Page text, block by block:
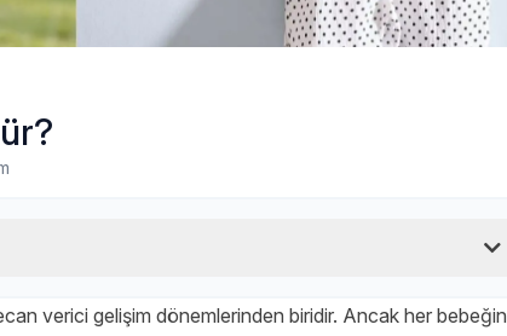
verici gelişim dönemlerinden biridir. Ancak her bebeğin